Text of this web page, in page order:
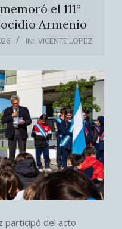
el 111°
Armenio
IN: VICENTE LOPEZ
participó del acto